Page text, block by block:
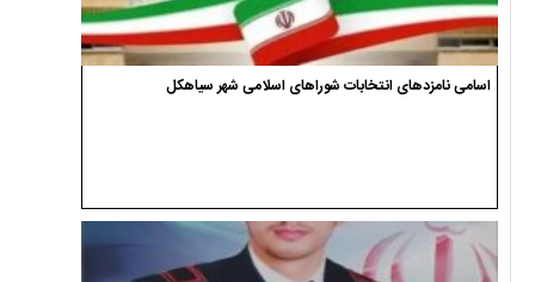
اسامی نامزدهای انتخابات شوراهای اسلامی شهر سیاهکل